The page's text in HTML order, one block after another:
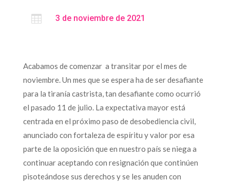
 3 de noviembre de 2021
Acabamos de comenzar a transitar por el mes de
noviembre. Un mes que se espera ha de ser desafiante
para la tiranía castrista, tan desafiante como ocurrió
el pasado 11 de julio. La expectativa mayor está
centrada en el próximo paso de desobediencia civil,
anunciado con fortaleza de espíritu y valor por esa
parte de la oposición que en nuestro país se niega a
continuar aceptando con resignación que continúen
pisoteándose sus derechos y se les anuden con